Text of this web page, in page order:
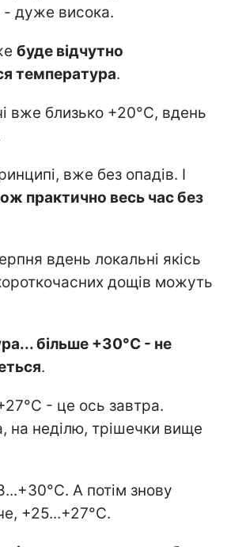
- дуже висока.
буде відчутно
температура.
вже близько +20°C, вдень
вже без опадів. І
практично весь час без
вдень локальні якісь
дощів можуть
більше +30°C - не
.
- це ось завтра.
на неділю, трішечки вище
А потім знову
+25...+27°C.